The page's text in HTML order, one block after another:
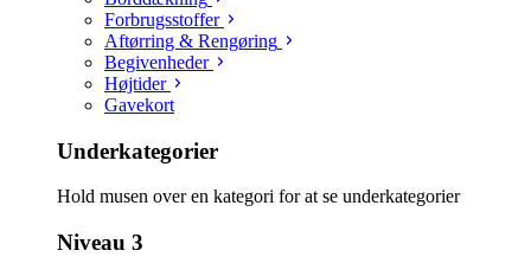
Forbrugsstoffer
Aftørring & Rengøring
Begivenheder
Højtider
Gavekort
Underkategorier
Hold musen over en kategori for at se underkategorier
Niveau 3